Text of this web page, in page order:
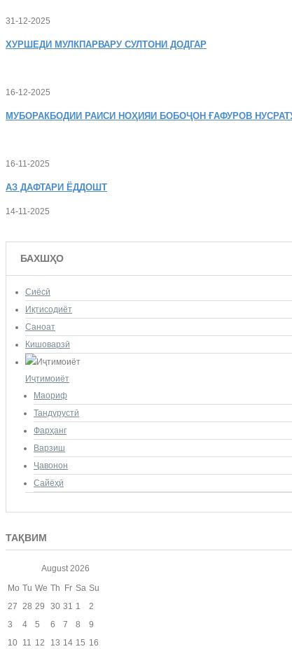
31-12-2025
ХУРШЕДИ МУЛКПАРВАРУ СУЛТОНИ ДОДГАР
16-12-2025
МУБОРАКБОДИИ РАИСИ НОҲИЯИ БОБОҶОН ҒАФУРОВ
16-11-2025
АЗ ДАФТАРИ ЁДДОШТ
14-11-2025
БАХШҲО
Сиёсӣ
Иқтисодиёт
Саноат
Кишоварзӣ
Иҷтимоиёт
Маориф
Тандурустӣ
Фарҳанг
Варзиш
Ҷавонон
Сайёҳӣ
ТАҚВИМ
August 2026
Mo Tu We Th Fr Sa Su
27 28 29 30 31 1
2
3
4 5 6 7 8
9
10 11 12 13 14 15 16